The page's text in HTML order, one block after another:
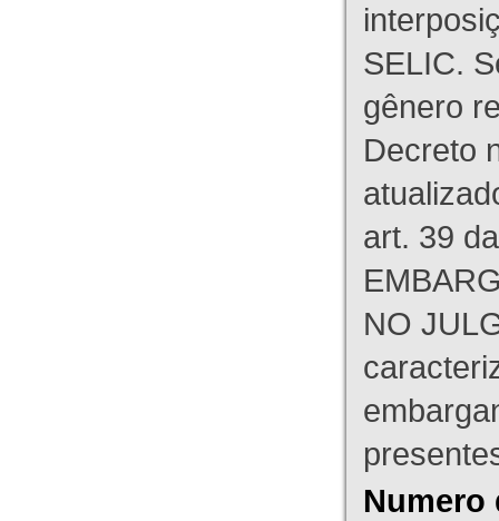
SELIC.
gênero
Decreto
art. 39
NO
Numero